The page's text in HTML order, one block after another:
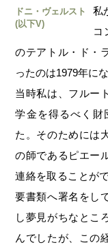
ドニ・ヴェルスト
(以下V)
私
コ
のテアトル・ド・
ったのは1979年に
当時私は、フルー
学金を得るべく財
た。そのためには
の師であるピエー
連絡を取ることが
要書類へ署名をし
し夢見がちなと
んでしたが、この